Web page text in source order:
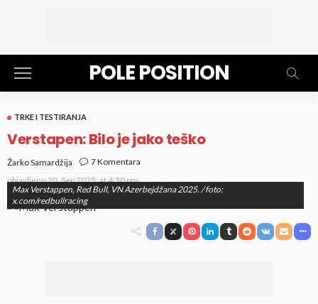
POLE POSITION
TRKE I TESTIRANJA
Verstapen: Bilo je jako teško
Žarko Samardžija
7 Komentara
objavljeno20. Sep 2025. at 4:30 pm
Max Verstappen, Red Bull, VN Azerbejdžana 2025. / foto:
x.com/redbullracing